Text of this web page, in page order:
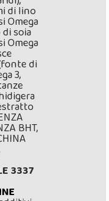
di lino
Omega
di soia
Omega
di
3,
BHT,
3337